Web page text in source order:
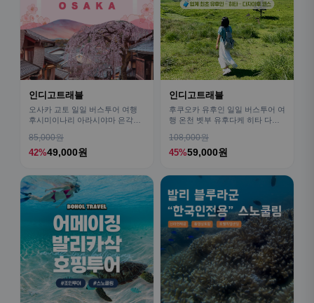
인디고트래블
오사카 교토 일일 버스투어 여행
후시미이나리 아라시야마 은각사
85,000원
42%49,000원
인디고트래블
후쿠오카 유후인 일일 버스투어 여
행 온천 벳부 유후다케 히타 다자
108,000원
45%59,000원